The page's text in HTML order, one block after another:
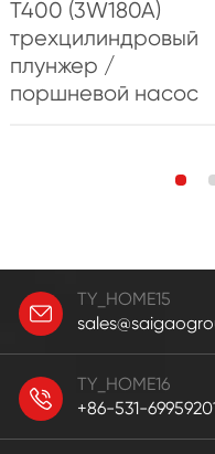
T400 (3W180A)
трехцилиндровый
плунжер /
поршневой насос
TY_HOME15
TY_HOME16
+86-531-